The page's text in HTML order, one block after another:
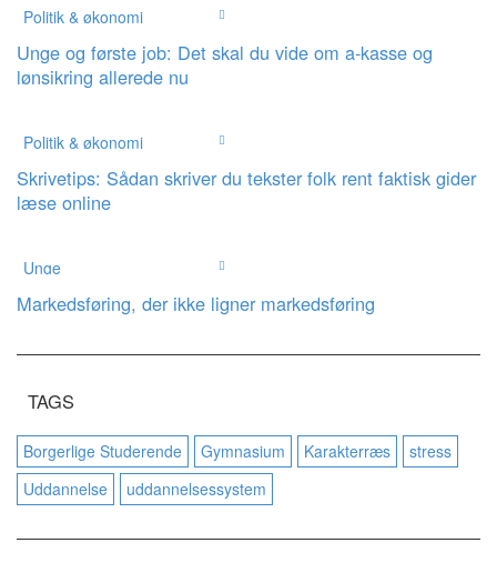
Politik & økonomi
Unge og første job: Det skal du vide om a-kasse og
lønsikring allerede nu
Politik & økonomi
Skrivetips: Sådan skriver du tekster folk rent faktisk gider
læse online
Unge
Markedsføring, der ikke ligner markedsføring
TAGS
Borgerlige Studerende Gymnasium Karakterræs
stress
Uddannelse
uddannelsessystem